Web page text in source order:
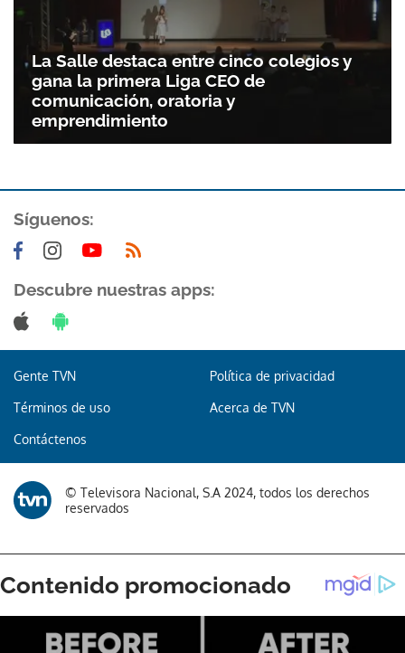
Gracias por suscribirte a nuestro boletín.
La Salle destaca entre cinco colegios y
gana la primera Liga CEO de
comunicación, oratoria y
emprendimiento
Síguenos:
Descubre nuestras apps:
Gente TVN Política de privacidad
Términos de uso Acerca de TVN
Contáctenos
© Televisora Nacional, S.A 2024, todos los derechos
reservados